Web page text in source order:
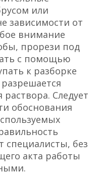
или
зависимости от
внимание
прорези под
с помощью
к разборке
Следует
обоснования
специалисты, без
акта работы